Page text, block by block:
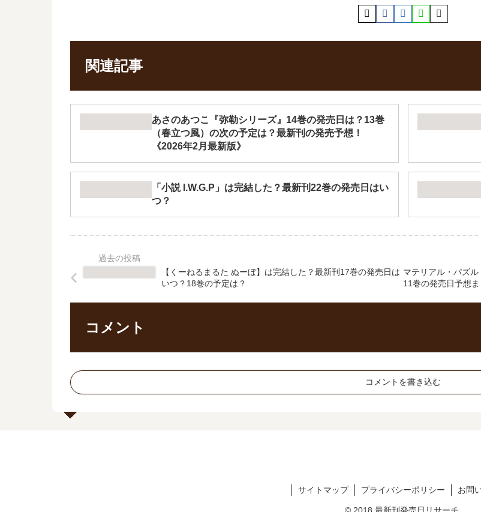
関連記事
あさのあつこ『弥勒シリーズ』14巻の発売日は？13巻
（春立つ風）の次の予定は？最新刊の発売予想！
《2026年2月最新版》
「小説 I.W.G.P」は完結した？最新刊22巻の発売日はい
つ？
【くーねるまるた ぬーぼ】は完結した？最新刊17巻の発売日は
いつ？18巻の予定は？
マテリアル・パズ
11巻の発売日予想
コメント
コメントを書き込む
サイトマップ プライバシーポリシー お問